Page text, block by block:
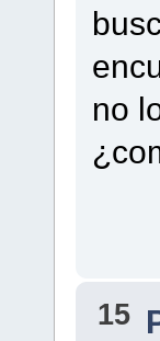
no
15